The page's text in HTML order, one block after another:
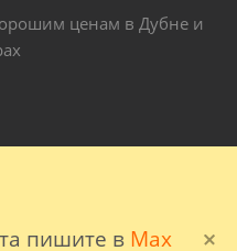
пишите в Max
ценам в Дубне и